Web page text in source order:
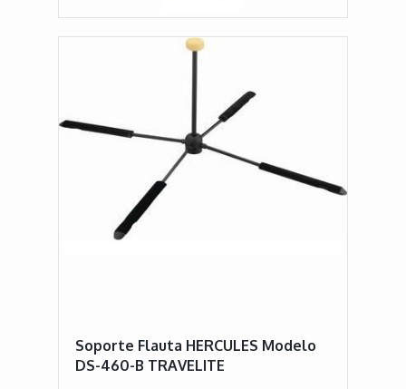
Soporte Flauta HERCULES Modelo
DS-460-B TRAVELITE